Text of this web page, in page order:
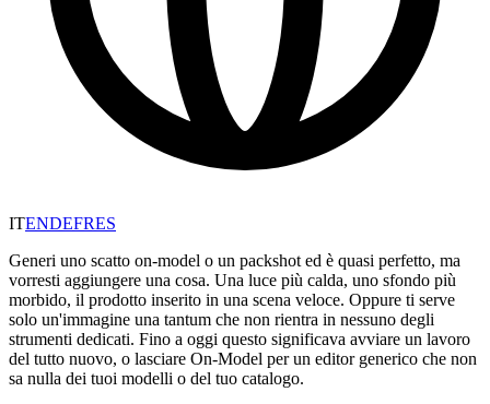
ITENDEFRES
Generi uno scatto on-model o un packshot ed è quasi perfetto, ma
vorresti aggiungere una cosa. Una luce più calda, uno sfondo più
morbido, il prodotto inserito in una scena veloce. Oppure ti serve
solo un'immagine una tantum che non rientra in nessuno degli
strumenti dedicati. Fino a oggi questo significava avviare un lavoro
del tutto nuovo, o lasciare On-Model per un editor generico che non
sa nulla dei tuoi modelli o del tuo catalogo.